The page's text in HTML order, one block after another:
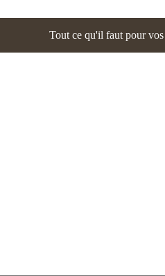
Tout ce qu'il faut pour